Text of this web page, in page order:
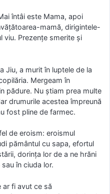
întâi este Mama, apoi
mamă, dirigintele-
viu. Prezențe smerite și
Jiu, a murit în luptele de la
Mergeam în
pădure. Nu știam prea multe
drumurile acestea împreună
fost pline de farmec.
de eroism: eroismul
pământul cu sapa, efortul
dorința lor de a ne hrăni
în ciuda lor.
ar fi avut ce să